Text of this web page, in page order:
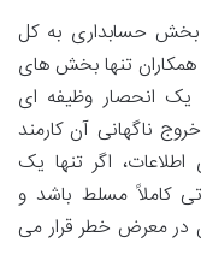
بخش حسابداری به کل
تنها بخش های
انحصار وظیفه ای
ناگهانی آن کارمند
اگر تنها یک
کاملاً مسلط باشد و
در معرض خطر قرار می